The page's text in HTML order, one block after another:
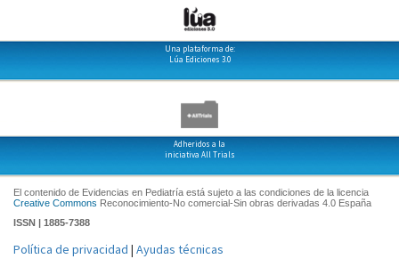
Una plataforma de:
Lúa Ediciones 3.0
Adheridos a la
iniciativa All Trials
El contenido de Evidencias en Pediatría está sujeto a las condiciones de la licencia
Creative Commons Reconocimiento-No comercial-Sin obras derivadas 4.0 España
ISSN | 1885-7388
Política de privacidad | Ayudas técnicas